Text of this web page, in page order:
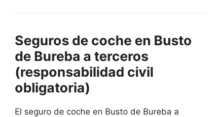
Seguros de coche en Busto
de Bureba a terceros
(responsabilidad civil
obligatoria)
El seguro de coche en Busto de Bureba a